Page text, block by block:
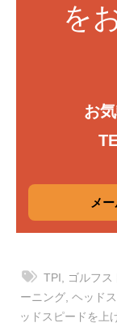
を
お
メ
TPI ゴルフス
ーニング ヘッド
ッドスピードを上